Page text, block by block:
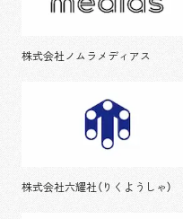
株式会社ノムラメディアス
株式会社六耀社（りくようしゃ）